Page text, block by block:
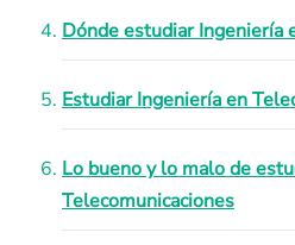
Dónde estudiar Ingeniería
Estudiar Ingeniería en
Lo bueno y lo malo de
Telecomunicaciones